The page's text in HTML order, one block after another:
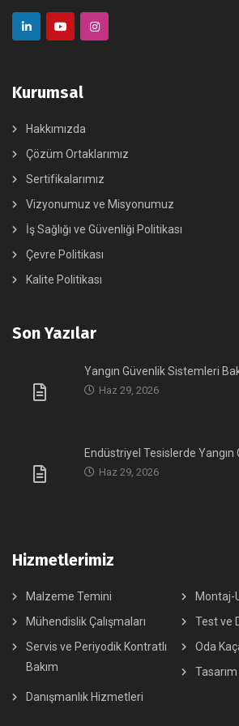
Kurumsal
Hakkımızda
Çözüm Ortaklarımız
Sertifikalarımız
Vizyonumuz ve Misyonumuz
İş Sağlığı ve Güvenliği Politikası
Çevre Politikası
Kalite Politikası
Son Yazılar
Yangın Güvenlik Sistemleri
Haz 29, 2026
Endüstriyel Tesislerde Yangın
Haz 29, 2026
Hizmetlerimiz
Malzeme Temini
Montaj-
Mühendislik Çalışmaları
Test ve
Servis ve Periyodik Kontratlı
Bakım
Oda
Danışmanlık Hizmetleri